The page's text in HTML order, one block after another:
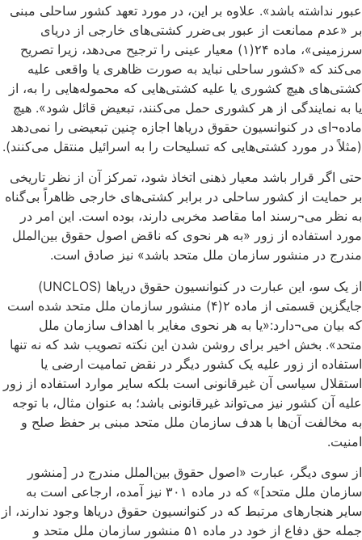
عبور نداشته باشد». علاوه بر این، در مورد تعهد کشور ساحلی مبنی
بر «عدم ممانعت از عبور بی‌ضرر کشتی‌های خارجی از دریای
سرزمینی»، ماده ۲۴(۱) معیار عینی را ترجیح می‌دهد، زیرا تصریح
می‌کند که «کشور ساحلی نباید به صورت ظاهری یا واقعی علیه
کشتی‌های هیچ کشوری یا علیه کشتی‌هایی که محموله‌هایی را به، از
یا به نمایندگی از هر کشوری حمل می‌کنند، تبعیض قائل شود». هیچ
ماده¬ای در کنوانسیون حقوق دریاها اجازه چنین تبعیضی را نمی‌دهد
(مثلاً در مورد کشتی‌هایی که تسلیحات را به اسرائیل منتقل می‌کنند).
حتی اگر قرار باشد معیار ذهنی اتخاذ شود، تمرکز آن از نظر تاریخی
بر حمایت از کشور ساحلی در برابر کشتی‌های خارجی ظاهراً بی‌گناه
به نظر می¬رسند اما مقاصد مخربی دارند، بوده است. این امر در
مورد استفاده از زور «به هر نحوی که ناقض اصول حقوق بین‌الملل
مندرج در منشور سازمان ملل متحد باشد» نیز صادق است.
از یک سو، این عبارت در کنوانسیون حقوق دریاها (UNCLOS)
جایگزین قسمتی از ماده ۲(۴) منشور سازمان ملل متحد شده است
که بیان می¬دارد:«یا به هر نحوی مغایر با اهداف سازمان ملل
متحد». بخش اخیر برای روشن شدن این نکته تصویب شد که نه تنها
استفاده از زور علیه یک کشور دیگر در نقض تمامیت ارضی یا
استقلال سیاسی آن غیرقانونی است بلکه سایر موارد استفاده از زور
علیه آن کشور نیز می‌تواند غیرقانونی باشد؛ به عنوان مثال، با توجه
به مخالفت آن‌ها با هدف سازمان ملل متحد مبنی بر حفظ صلح و
امنیت.
از سوی دیگر، عبارت «اصول حقوق بین‌الملل مندرج در [منشور
سازمان ملل متحد]» که در ماده ۳۰۱ نیز آمده، ارجاعی است به
سایر هنجارهای مرتبط که در کنوانسیون حقوق دریاها وجود ندارند، از
جمله حق دفاع از خود در ماده ۵۱ منشور سازمان ملل متحد و